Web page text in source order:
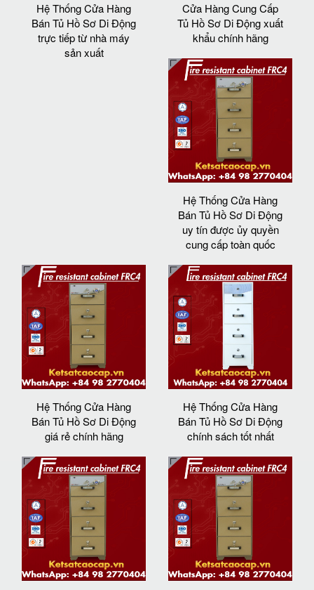
Hệ Thống Cửa Hàng
Bán Tủ Hồ Sơ Di Động
trực tiếp từ nhà máy
sản xuất
Cửa Hàng Cung Cấp
Tủ Hồ Sơ Di Động xuất
khẩu chính hãng
Hệ Thống Cửa Hàng
Bán Tủ Hồ Sơ Di Động
uy tín được ủy quyền
cung cấp toàn quốc
Hệ Thống Cửa Hàng
Bán Tủ Hồ Sơ Di Động
giá rẻ chính hãng
Hệ Thống Cửa Hàng
Bán Tủ Hồ Sơ Di Động
chính sách tốt nhất